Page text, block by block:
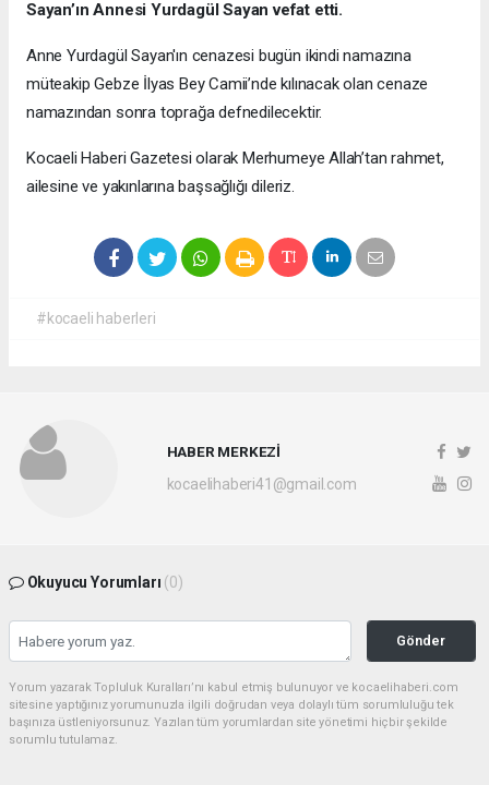
Sayan’ın Annesi Yurdagül Sayan vefat etti.
Anne Yurdagül Sayan'ın cenazesi bugün ikindi namazına
müteakip Gebze İlyas Bey Camii’nde kılınacak olan cenaze
namazından sonra toprağa defnedilecektir.
Kocaeli Haberi Gazetesi olarak Merhumeye Allah’tan rahmet,
ailesine ve yakınlarına başsağlığı dileriz.
#kocaeli haberleri
HABER MERKEZİ
kocaelihaberi41@gmail.com
Okuyucu Yorumları (0)
Gönder
Yorum yazarak Topluluk Kuralları’nı kabul etmiş bulunuyor ve kocaelihaberi.com
sitesine yaptığınız yorumunuzla ilgili doğrudan veya dolaylı tüm sorumluluğu tek
başınıza üstleniyorsunuz. Yazılan tüm yorumlardan site yönetimi hiçbir şekilde
sorumlu tutulamaz.